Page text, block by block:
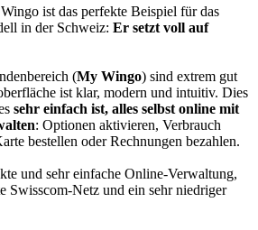
ist das perfekte Beispiel für das
in der Schweiz: Er setzt voll auf
(My Wingo) sind extrem gut
ist klar, modern und intuitiv. Dies
sehr einfach ist, alles selbst online mit
: Optionen aktivieren, Verbrauch
bestellen oder Rechnungen bezahlen.
und sehr einfache Online-Verwaltung,
Swisscom-Netz und ein sehr niedriger